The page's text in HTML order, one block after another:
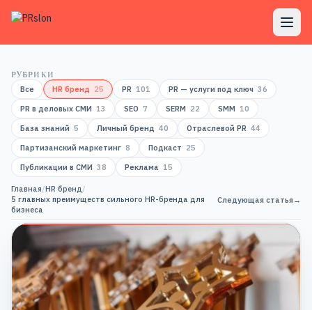
РУБРИКИ
Все
HR бренд 25 PR 101 PR — услуги под ключ 36
PR в деловых СМИ 13 SEO 7 SERM 22 SMM 10
База знаний 5 Личный бренд 40 Отраслевой PR 44
Партизанский маркетинг 8 Подкаст 25
Публикации в СМИ 38 Реклама 15
Главная/HR бренд/
5 главных преимуществ сильного HR-бренда для
бизнеса
Следующая статья→